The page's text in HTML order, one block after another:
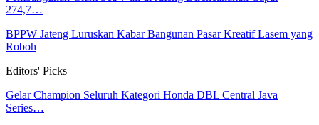
274,7…
BPPW Jateng Luruskan Kabar Bangunan Pasar Kreatif Lasem yang
Roboh
Editors' Picks
Gelar Champion Seluruh Kategori Honda DBL Central Java
Series…